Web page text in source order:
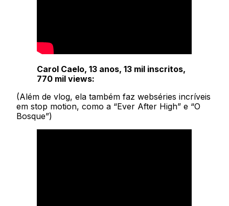
Carol Caelo, 13 anos, 13 mil inscritos,
770 mil views:
(Além de vlog, ela também faz webséries incríveis
em stop motion, como a “Ever After High” e “O
Bosque”)